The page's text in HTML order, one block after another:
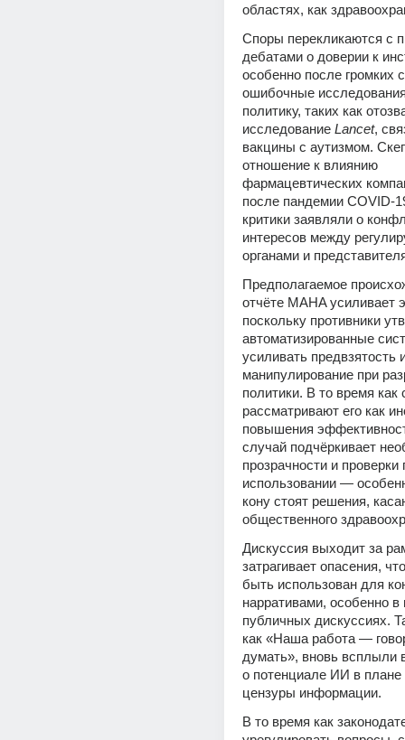
областях, как
Споры перекликаются с
дебатами о доверии к
особенно после громких
ошибочные
политику, таких как
исследование Lancet,
вакцины с аутизмом.
отношение к влиянию
фармацевтических
после пандемии COVID-
критики заявляли о
интересов между
органами и
Предполагаемое
отчёте MAHA усиливает
поскольку противники
автоматизированные
усиливать предвзятость
манипулирование при
политики. В то время как
рассматривают его как
повышения
случай подчёркивает
прозрачности и проверки
использовании —
кону стоят решения,
общественного
Дискуссия выходит за
затрагивает опасения,
быть использован для
нарративами, особенно в
публичных дискуссиях.
как «Наша работа —
думать», вновь всплыли
о потенциале ИИ в плане
цензуры информации.
В то время как